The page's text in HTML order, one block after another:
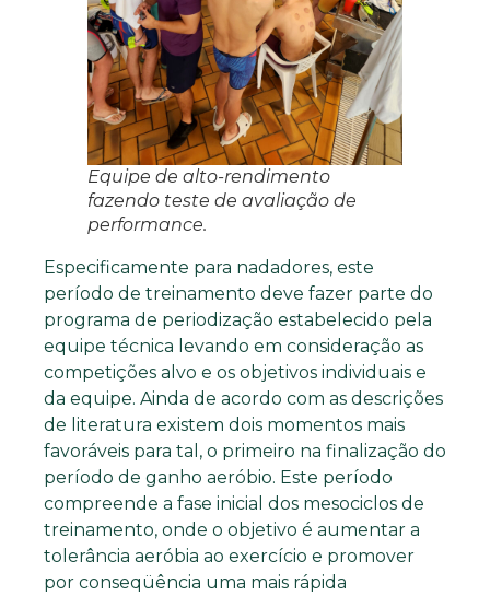
Equipe de alto-rendimento
fazendo teste de avaliação de
performance.
Especificamente para nadadores, este
período de treinamento deve fazer parte do
programa de periodização estabelecido pela
equipe técnica levando em consideração as
competições alvo e os objetivos individuais e
da equipe. Ainda de acordo com as descrições
de literatura existem dois momentos mais
favoráveis para tal, o primeiro na finalização do
período de ganho aeróbio. Este período
compreende a fase inicial dos mesociclos de
treinamento, onde o objetivo é aumentar a
tolerância aeróbia ao exercício e promover
por conseqüência uma mais rápida